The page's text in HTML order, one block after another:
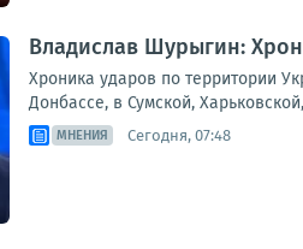
Владислав Шурыгин:
Хроника ударов по территории
Донбассе, в Сумской,
МНЕНИЯ Сегодня, 07:48